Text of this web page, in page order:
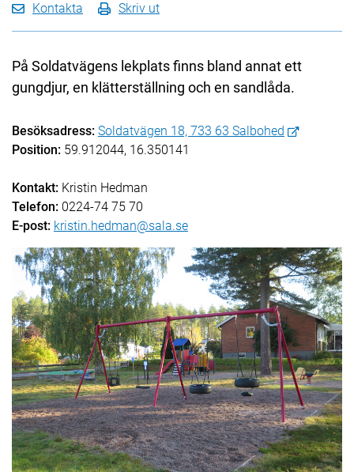
Kontakta Skriv ut
På Soldatvägens lekplats finns bland annat ett
gungdjur, en klätterställning och en sandlåda.
Besöksadress: Soldatvägen 18, 733 63 Salbohed
Position: 59.912044, 16.350141
Kontakt: Kristin Hedman
Telefon: 0224-74 75 70
E-post: kristin.hedman@sala.se